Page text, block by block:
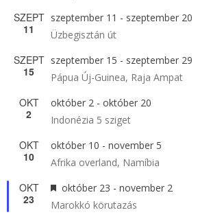
SZEPT
11
szeptember 11 - szeptember 20
Üzbegisztán út
SZEPT
15
szeptember 15 - szeptember 29
Pápua Új-Guinea, Raja Ampat
OKT
2
október 2 - október 20
Indonézia 5 sziget
OKT
10
október 10 - november 5
Afrika overland, Namíbia
OKT
23
Kiemelt
október 23 - november 2
Marokkó körutazás